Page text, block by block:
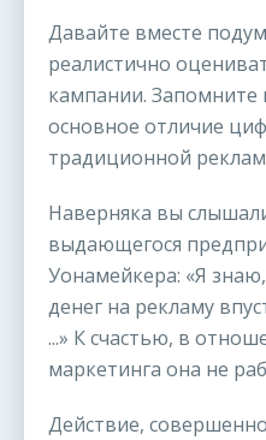
Давайте вместе
реалистично
кампании. Запомните
основное отличие
традиционной
Наверняка вы
выдающегося
Уонамейкера: «Я
денег на рекламу
...» К счастью, в
маркетинга она не
Действие,